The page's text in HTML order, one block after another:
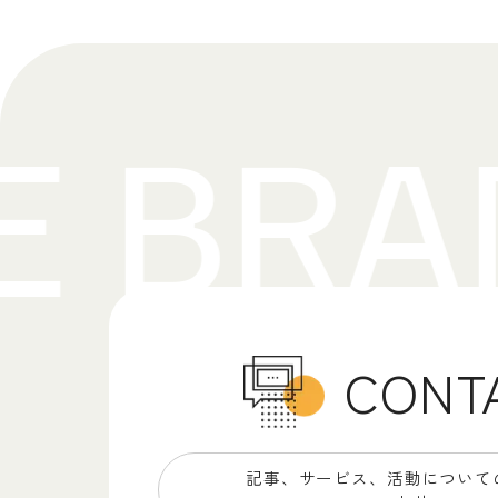
記事、サービス、 活動につい